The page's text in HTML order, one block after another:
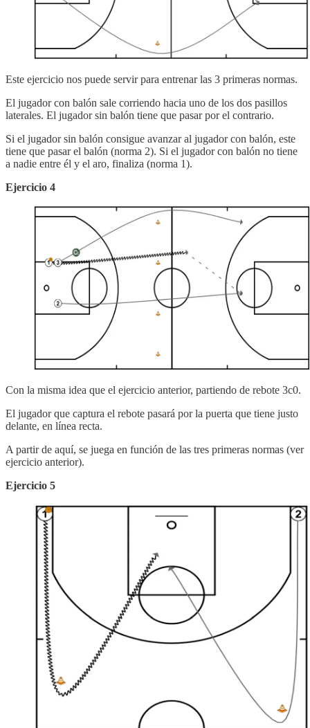
Este ejercicio nos puede servir para entrenar las 3 primeras normas.
El jugador con balón sale corriendo hacia uno de los dos pasillos
laterales. El jugador sin balón tiene que pasar por el contrario.
Si el jugador sin balón consigue avanzar al jugador con balón, este
tiene que pasar el balón (norma 2). Si el jugador con balón no tiene
a nadie entre él y el aro, finaliza (norma 1).
Ejercicio 4
Con la misma idea que el ejercicio anterior, partiendo de rebote 3c0.
El jugador que captura el rebote pasará por la puerta que tiene justo
delante, en línea recta.
A partir de aquí, se juega en función de las tres primeras normas (ver
ejercicio anterior).
Ejercicio 5